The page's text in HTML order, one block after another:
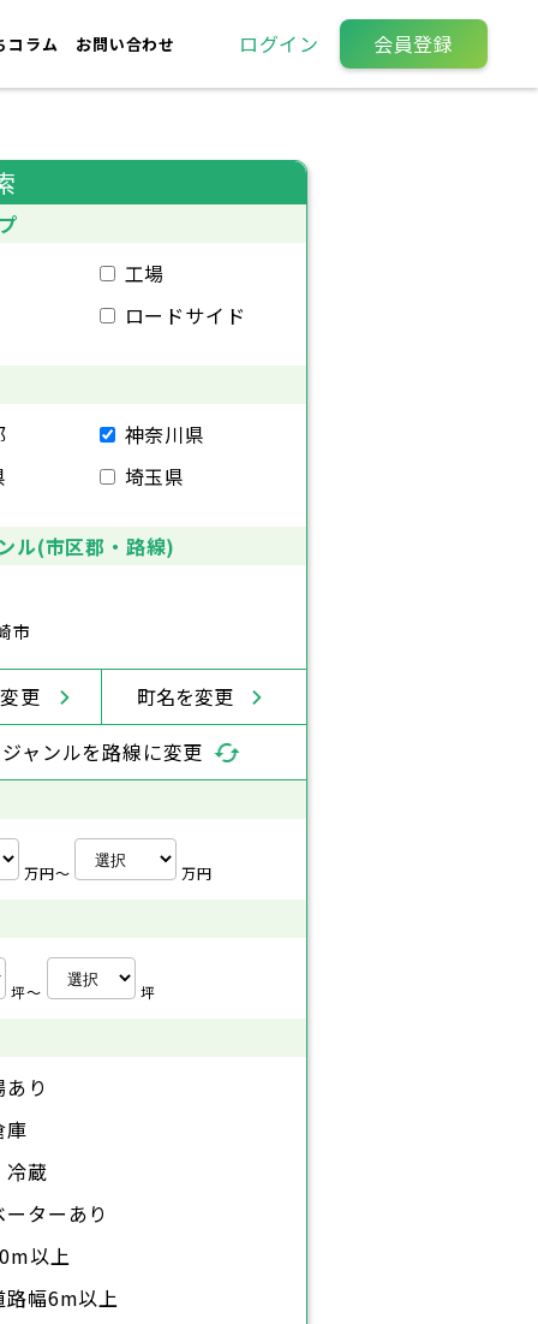
コラム お問い合わせ ログイン 会員登録
工場
ロードサイド
神奈川県
埼玉県
ル(市区郡・路線)
市
更
町名を変更
ャンルを路線に変更
万円〜 万円
坪〜 坪
り
庫
冷蔵
ターあり
以上
路幅6m以上